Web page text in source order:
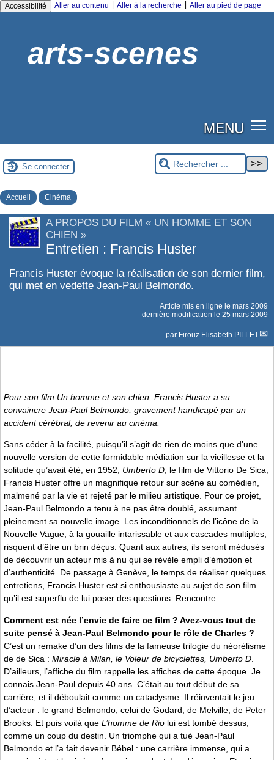
Accessibilité Aller au contenu Aller à la recherche Aller au pied de page
arts-scenes
MENU
Se connecter
Accueil Cinéma
A PROPOS DU FILM « UN HOMME ET SON
CHIEN »
Entretien : Francis Huster
Francis Huster évoque la réalisation de son dernier film,
qui met en vedette Jean-Paul Belmondo.
Article mis en ligne le mars 2009
dernière modification le 25 mars 2009
par Firouz Elisabeth PILLET
Pour son film Un homme et son chien , Francis Huster a su
convaincre Jean-Paul Belmondo, gravement handicapé par un
accident cérébral, de revenir au cinéma.
Sans céder à la facilité, puisqu’il s’agit de rien de moins que d’une
nouvelle version de cette formidable médiation sur la vieillesse et la
solitude qu’avait été, en 1952, Umberto D, le film de Vittorio De Sica,
Francis Huster offre un magnifique retour sur scène au comédien,
malmené par la vie et rejeté par le milieu artistique. Pour ce projet,
Jean-Paul Belmondo a tenu à ne pas être doublé, assumant
pleinement sa nouvelle image. Les inconditionnels de l’icône de la
Nouvelle Vague, à la gouaille intarissable et aux cascades multiples,
risquent d’être un brin déçus. Quant aux autres, ils seront médusés
de découvrir un acteur mis à nu qui se révèle empli d’émotion et
d’authenticité. De passage à Genève, le temps de réaliser quelques
entretiens, Francis Huster est si enthousiaste au sujet de son film
qu’il est superflu de lui poser des questions. Rencontre.
Comment est née l’envie de faire ce film ? Avez-vous tout de
suite pensé à Jean-Paul Belmondo pour le rôle de Charles ?
C’est un remake d’un des films de la fameuse trilogie du néorélisme
de de Sica : Miracle à Milan, le Voleur de bicyclettes, Umberto D
D’ailleurs, l’affiche du film rappelle les affiches de cette époque. Je
connais Jean-Paul depuis 40 ans. C’était au tout début de sa
carrière, et il déboulait comme un cataclysme. Il réinventait le jeu
d’acteur : le grand Belmondo, celui de Godard, de Melville, de Peter
Brooks. Et puis voilà que L’homme de Rio lui est tombé dessus,
comme un coup du destin. Un triomphe qui a tué Jean-Paul
Belmondo et l’a fait devenir Bébel : une carrière immense, qui a